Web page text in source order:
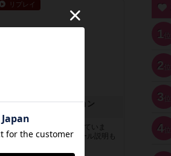
リプレイ
テレストレーション
5人のプレイ動画を公開していま
す。動画内では簡単なルール説明も
1 位
2 位
3 位
4位